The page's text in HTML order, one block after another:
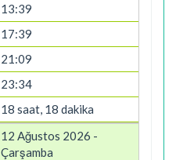
13:39
17:39
21:09
23:34
18 saat, 18 dakika
12 Ağustos 2026 -
Çarşamba